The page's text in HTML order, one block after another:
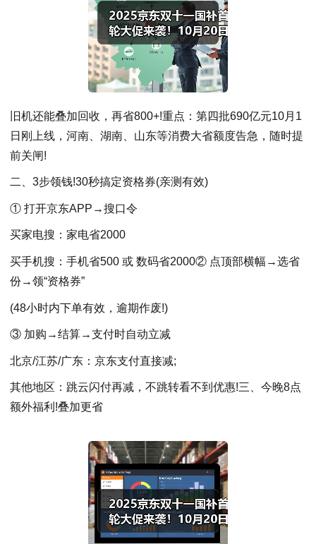
旧机还能叠加回收，再省800+!重点：第四批690亿元10月1
日刚上线，河南、湖南、山东等消费大省额度告急，随时提
前关闸!
二、3步领钱!30秒搞定资格券(亲测有效)
① 打开京东APP→搜口令
买家电搜：家电省2000
买手机搜：手机省500 或 数码省2000② 点顶部横幅→选省
份→领“资格券”
(48小时内下单有效，逾期作废!)
③ 加购→结算→支付时自动立减
北京/江苏/广东：京东支付直接减;
其他地区：跳云闪付再减，不跳转看不到优惠!三、今晚8点
额外福利!叠加更省